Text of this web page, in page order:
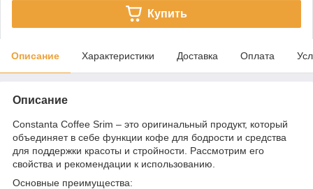
Купить
Описание Характеристики Доставка Оплата
Описание
Constanta Coffee Srim – это оригинальный продукт, который
объединяет в себе функции кофе для бодрости и средства
для поддержки красоты и стройности. Рассмотрим его
свойства и рекомендации к использованию.
Основные преимущества: